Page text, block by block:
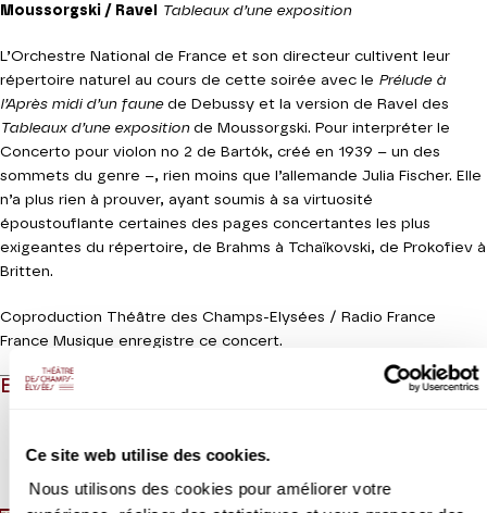
Ce site web utilise des cookies.
Nous utilisons des cookies pour améliorer votre
Moussorgski / Ravel
Tableaux d’une exposition
L’Orchestre National de France et son directeur cultivent leur
répertoire naturel au cours de cette soirée avec le Prélude à
l’Après midi d’un faunede Debussy et la version de Ravel des
Tableaux d’une expositionde Moussorgski. Pour interpréter le
Concerto pour violon no 2 de Bartók, créé en 1939 – un des
sommets du genre –, rien moins que l’allemande Julia Fischer. Elle
n’a plus rien à prouver, ayant soumis à sa virtuosité
époustouflante certaines des pages concertantes les plus
exigeantes du répertoire, de Brahms à Tchaïkovski, de Prokofiev à
Britten.
Coproduction Théâtre des Champs-Elysées / Radio France
France Musique enregistre ce concert.
EN QUELQUES MOTS